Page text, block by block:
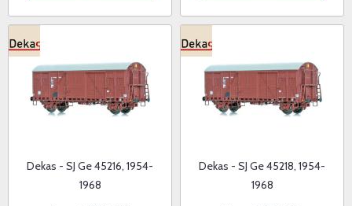
Dekas - SJ Ge 45216, 1954-
1968
Dekas - SJ Ge 45218, 1954-
1968